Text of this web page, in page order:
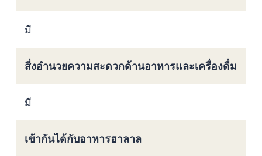
มี
สี่งอำนวยความสะดวกด้านอาหารและเครื่องดื่ม
มี
เข้ากันได้กับอาหารฮาลาล